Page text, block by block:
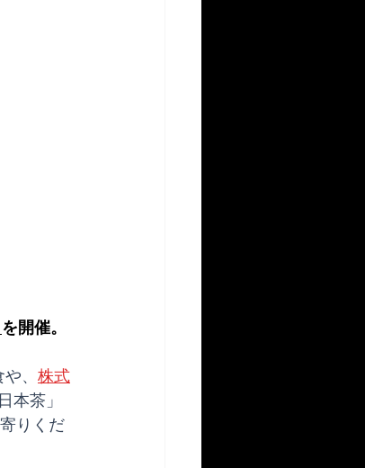
を開催。
、 株式
本茶」
りくだ